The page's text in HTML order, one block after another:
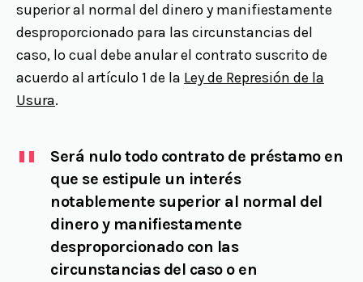
superior al normal del dinero y manifiestamente
desproporcionado para las circunstancias del
caso, lo cual debe anular el contrato suscrito de
acuerdo al artículo 1 de la Ley de Represión de la
Usura.
Será nulo todo contrato de préstamo en
que se estipule un interés
notablemente superior al normal del
dinero y manifiestamente
desproporcionado con las
circunstancias del caso o en